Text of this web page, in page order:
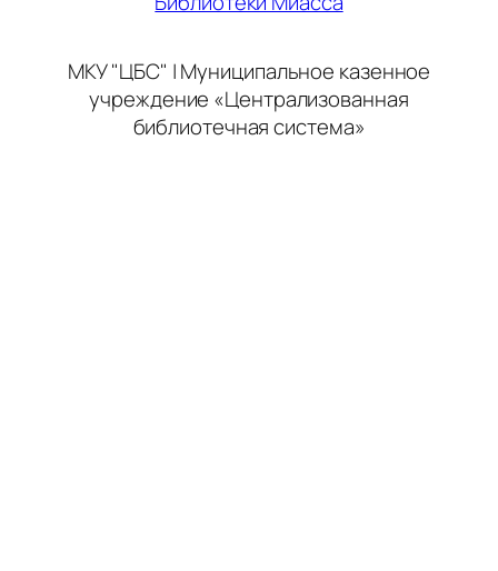
МКУ "ЦБС" | Муниципальное казенное
учреждение «Централизованная
библиотечная система»